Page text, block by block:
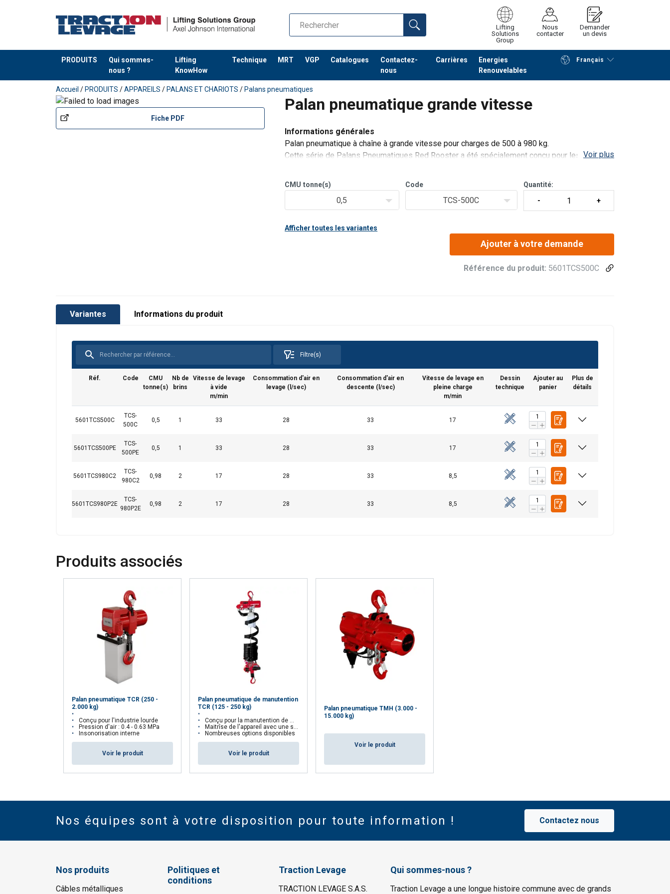
Lifting
Solutions
Group
Nous
contacter
Demander
un devis
PRODUITS
Qui sommes-
nous ?
Lifting
KnowHow
Technique MRT VGP Catalogues
Contactez-
nous
Carrières
Energies
Renouvelables
Français
Ajouté au panier Poursuivre Envoyer demande
Accueil / PRODUITS /APPAREILS / PALANS ET CHARIOTS / Palans pneumatiques
Palan pneumatique grande vitesse
Fiche PDF
Informations générales
Palan pneumatique à chaîne à grande vitesse pour charges de 500 à 980 kg.
Cette série de Palans Pneumatiques Red Rooster a été spécialement conçu pour les
de très grandes
Voir plus
CMU tonne(s)
0,5
Code
TCS-500C
Quantité:
Afficher toutes les variantes
Ajouter à votre demande
Référence du produit: 5601TCS500C
Variantes Informations du produit
Filtre(s)
Réf. Code
CMU
tonne(s)
Nb de
brins
Vitesse de levage
à vide
m/min
Consommation d'air en
levage (l/sec)
Consommation d'air en
descente (l/sec)
Vitesse de levage en
pleine charge
m/min
Dessin
technique
Ajouter au
panier
Plus de
détails
5601TCS500C
TCS-
500C
0,5 1 33 28 33 17
5601TCS500PE
TCS-
500PE
0,5 1 33 28 33 17
5601TCS980C2
TCS-
980C2
0,98 2 17 28 33 8,5
5601TCS980P2E
TCS-
980P2E
0,98 2 17 28 33 8,5
Caractéristiques:
Produits associés
Palan pneumatique TCR (250 -
2.000 kg)
Conçu pour l'industrie lourde
Pression d'air : 0.4 - 0.63 MPa
Insonorisation interne
Voir le produit
Palan pneumatique de manutention
TCR (125 - 250 kg)
Conçu pour la manutention de matériaux
Maitrîse de l'appareil avec une seule main
Nombreuses options disponibles
Voir le produit
Palan pneumatique TMH (3.000 -
15.000 kg)
Voir le produit
Nos équipes sont à votre disposition pour toute information ! Contactez nous
Nos produits
Câbles métalliques
Politiques et
conditions
Traction Levage
TRACTION LEVAGE S.A.S.
Qui sommes-nous ?
Traction Levage a une longue histoire commune avec de grands